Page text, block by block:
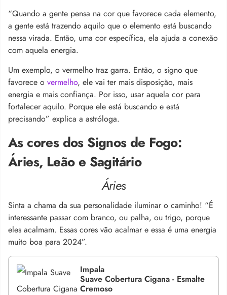
“Quando a gente pensa na cor que favorece cada elemento,
a gente está trazendo aquilo que o elemento está buscando
nessa virada. Então, uma cor específica, ela ajuda a conexão
com aquela energia.
Um exemplo, o vermelho traz garra. Então, o signo que
favorece o vermelho, ele vai ter mais disposição, mais
energia e mais confiança. Por isso, usar aquela cor para
fortalecer aquilo. Porque ele está buscando e está
precisando” explica a astróloga.
As cores dos Signos de Fogo:
Áries, Leão e Sagitário
Áries
Sinta a chama da sua personalidade iluminar o caminho! “É
interessante passar com branco, ou palha, ou trigo, porque
eles acalmam. Essas cores vão acalmar e essa é uma energia
muito boa para 2024”.
Impala
Suave Cobertura Cigana - Esmalte
Cremoso